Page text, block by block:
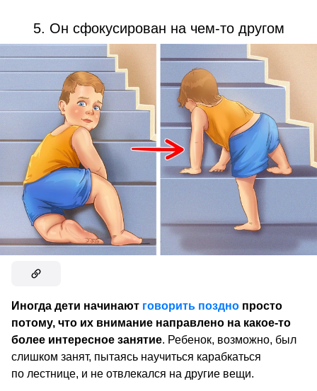
5. Он сфокусирован на чем-то другом
Иногда дети начинают говорить поздно просто
потому, что их внимание направлено на какое-то
более интересное занятие. Ребенок, возможно, был
слишком занят, пытаясь научиться карабкаться
по лестнице, и не отвлекался на другие вещи.